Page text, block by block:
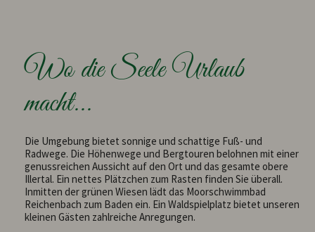
Wo die Seele Urlaub
macht...
Die Umgebung bietet sonnige und schattige Fuß- und
Radwege. Die Höhenwege und Bergtouren belohnen mit einer
genussreichen Aussicht auf den Ort und das gesamte obere
Illertal. Ein nettes Plätzchen zum Rasten finden Sie überall.
Inmitten der grünen Wiesen lädt das Moorschwimmbad
Reichenbach zum Baden ein. Ein Waldspielplatz bietet unseren
kleinen Gästen zahlreiche Anregungen.